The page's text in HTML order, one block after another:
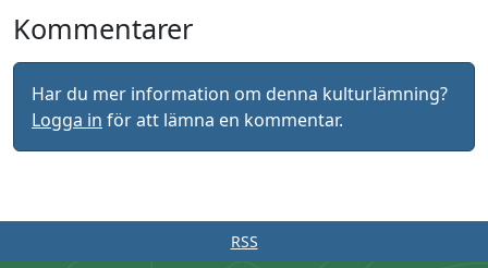
Kommentarer
Har du mer information om denna kulturlämning?
Logga in för att lämna en kommentar.
RSS